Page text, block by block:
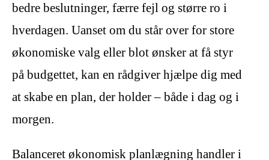
bedre beslutninger, færre fejl og større ro i
hverdagen. Uanset om du står over for store
økonomiske valg eller blot ønsker at få styr
på budgettet, kan en rådgiver hjælpe dig med
at skabe en plan, der holder – både i dag og i
morgen.
Balanceret økonomisk planlægning handler i